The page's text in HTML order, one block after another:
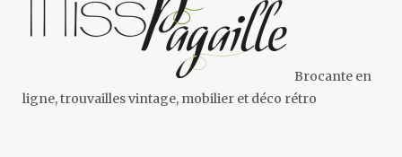
Brocante en
ligne, trouvailles vintage, mobilier et déco rétro